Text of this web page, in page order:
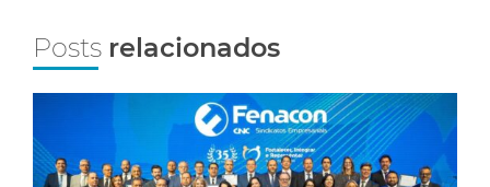
Posts relacionados